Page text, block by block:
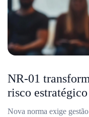
NR-01
risco
Nova norma exige